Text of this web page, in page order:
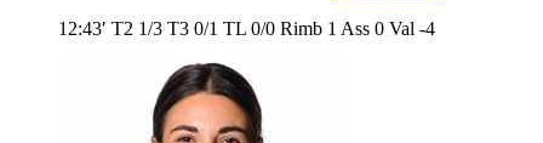
12:43′ T2 1/3 T3 0/1 TL 0/0 Rimb 1 Ass 0 Val -4